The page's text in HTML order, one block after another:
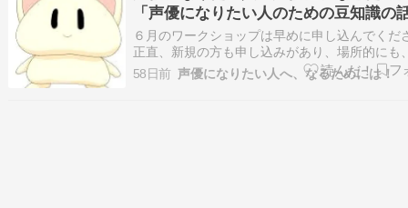
「声優になりたい人のための豆知識の
1007」#2867
６月のワークショップは早めに申し込んでくだ
正直、新規の方も申し込みがあり、場所的にも
来てくれている方はわかると思いますが、少人
で、人数を制限する必要があります。なので、
58日前 声優になりたい人へ、なるためには！